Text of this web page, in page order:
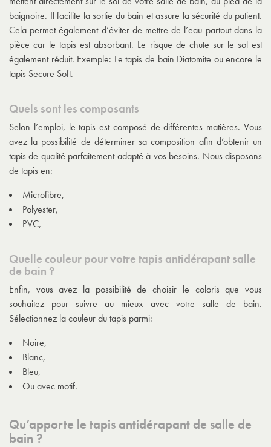
baignoire. Il facilite la sortie du bain et assure la sécurité du patient.
Cela permet également d’éviter de mettre de l’eau partout dans la
pièce car le tapis est absorbant. Le risque de chute sur le sol est
également réduit. Exemple: Letapis de bain Diatomite ou encore le
tapis Secure Soft.
Quels sont les composants
Selon l’emploi, le tapis est composé de différentes matières. Vous
avez la possibilité de déterminer sa composition afin d’obtenir un
tapis de qualité parfaitement adapté à vos besoins. Nous disposons
de tapis en:
Microfibre,
Polyester,
PVC,
Quelle couleur pour votre tapis antidérapant salle
de bain ?
Enfin, vous avez la possibilité de choisir le coloris que vous
souhaitez pour suivre au mieux avec votre salle de bain.
Sélectionnez la couleur du tapis parmi:
Noire,
Blanc,
Bleu,
Ou avec motif.
Qu’apporte le tapis antidérapant de salle de
bain ?